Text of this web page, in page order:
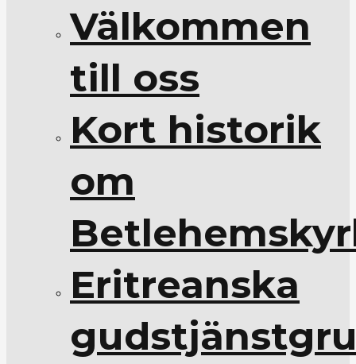
Välkommen
till oss
Kort historik
om
Eritreanska